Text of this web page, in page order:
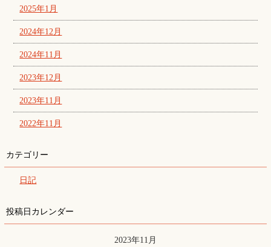
2025年1月
2024年12月
2024年11月
2023年12月
2023年11月
2022年11月
カテゴリー
日記
投稿日カレンダー
2023年11月